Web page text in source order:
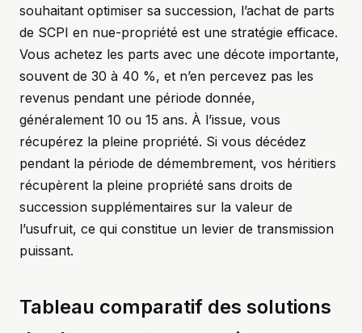
souhaitant optimiser sa succession, l’achat de parts
de SCPI en nue-propriété est une stratégie efficace.
Vous achetez les parts avec une décote importante,
souvent de 30 à 40 %, et n’en percevez pas les
revenus pendant une période donnée,
généralement 10 ou 15 ans. À l’issue, vous
récupérez la pleine propriété. Si vous décédez
pendant la période de démembrement, vos héritiers
récupèrent la pleine propriété sans droits de
succession supplémentaires sur la valeur de
l’usufruit, ce qui constitue un levier de transmission
puissant.
Tableau comparatif des solutions